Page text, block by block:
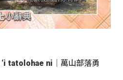
‘i tatolohae ni｜萬山部落勇